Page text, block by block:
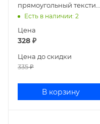
прямоугольный текстиль
52547
Есть в наличии: 2
Цена
328 ₽
Цена до скидки
335₽
В корзину